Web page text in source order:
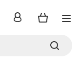
inloggen